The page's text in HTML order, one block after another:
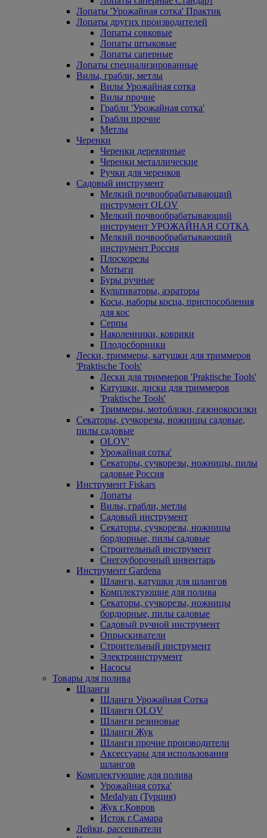
Лопаты 'Урожайная сотка' Практик
Лопаты других производителей
Лопаты совковые
Лопаты штыковые
Лопаты саперные
Лопаты специализированные
Вилы, грабли, метлы
Вилы Урожайная сотка
Вилы прочие
Грабли 'Урожайная сотка'
Грабли прочие
Метлы
Черенки
Черенки деревянные
Черенки металлические
Ручки для черенков
Садовый инструмент
Мелкий почвообрабатывающий
инструмент OLOV
Мелкий почвообрабатывающий
инструмент УРОЖАЙНАЯ СОТКА
Мелкий почвообрабатывающий
инструмент Россия
Плоскорезы
Мотыги
Буры ручные
Культиваторы, аэраторы
Косы, наборы косца, приспособления
для кос
Серпы
Наколенники, коврики
Плодосборники
Лески, триммеры, катушки для триммеров
'Praktische Tools'
Лески для триммеров 'Praktische Tools'
Катушки, диски для триммеров
'Praktische Tools'
Триммеры, мотоблоки, газонокосилки
Секаторы, сучкорезы, ножницы садовые,
пилы садовые
OLOV'
Урожайная сотка'
Секаторы, сучкорезы, ножницы, пилы
садовые Россия
Инструмент Fiskars
Лопаты
Вилы, грабли, метлы
Садовый инструмент
Секаторы, сучкорезы, ножницы
бордюрные, пилы садовые
Строительный инструмент
Снегоуборочный инвентарь
Инструмент Gardena
Шланги, катушки для шлангов
Комплектующие для полива
Секаторы, сучкорезы, ножницы
бордюрные, пилы садовые
Садовый ручной инструмент
Опрыскиватели
Строительный инструмент
Электроинструмент
Насосы
Товары для полива
Шланги
Шланги Урожайная Сотка
Шланги OLOV
Шланги резиновые
Шланги Жук
Шланги прочие производители
Аксессуары для использования
шлангов
Комплектующие для полива
Урожайная сотка'
Medalyan (Турция)
Жук г.Ковров
Исток г.Самара
Лейки, рассеиватели